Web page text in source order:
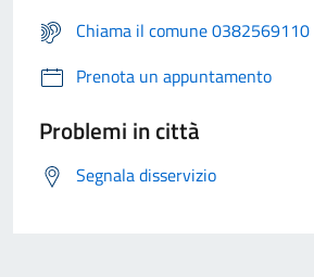
Chiama il comune 0382569110
Prenota un appuntamento
Problemi in città
Segnala disservizio